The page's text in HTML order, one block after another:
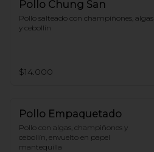
Pollo Chung San
Pollo salteado con champiñones, algas
y cebollín
$14.000
Pollo Empaquetado
Pollo con algas, champiñones y
cebollín, envuelto en papel
mantequilla